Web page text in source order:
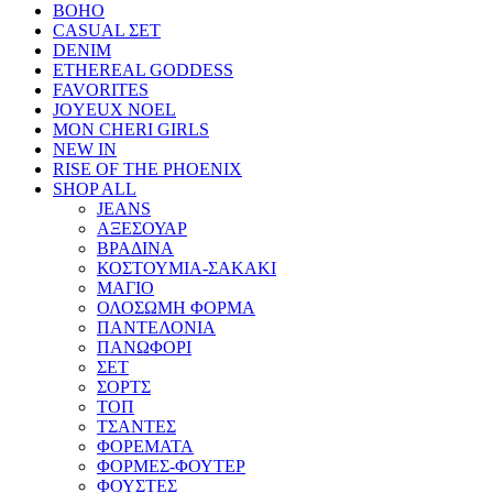
BOHO
CASUAL ΣΕΤ
DENIM
ETHEREAL GODDESS
FAVORITES
JOYEUX NOEL
MON CHERI GIRLS
NEW IN
RISE OF THE PHOENIX
SHOP ALL
JEANS
ΑΞΕΣΟΥΑΡ
ΒΡΑΔΙΝΑ
ΚΟΣΤΟΥΜΙΑ-ΣΑΚΑΚΙ
ΜΑΓΙΟ
ΟΛΟΣΩΜΗ ΦΟΡΜΑ
ΠΑΝΤΕΛΟΝΙΑ
ΠΑΝΩΦΟΡΙ
ΣΕΤ
ΣΟΡΤΣ
ΤΟΠ
ΤΣΑΝΤΕΣ
ΦΟΡΕΜΑΤΑ
ΦΟΡΜΕΣ-ΦΟΥΤΕΡ
ΦΟΥΣΤΕΣ